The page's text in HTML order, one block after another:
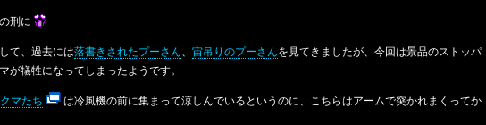
刑に
て、過去には落書きされたプーさん、 宙吊りのプーさんを見てきましたが、今回は景品のストッパ
が犠牲になってしまったようです。
マたち
は冷風機の前に集まって涼しんでいるというのに、こちらはアームで突かれまくってか